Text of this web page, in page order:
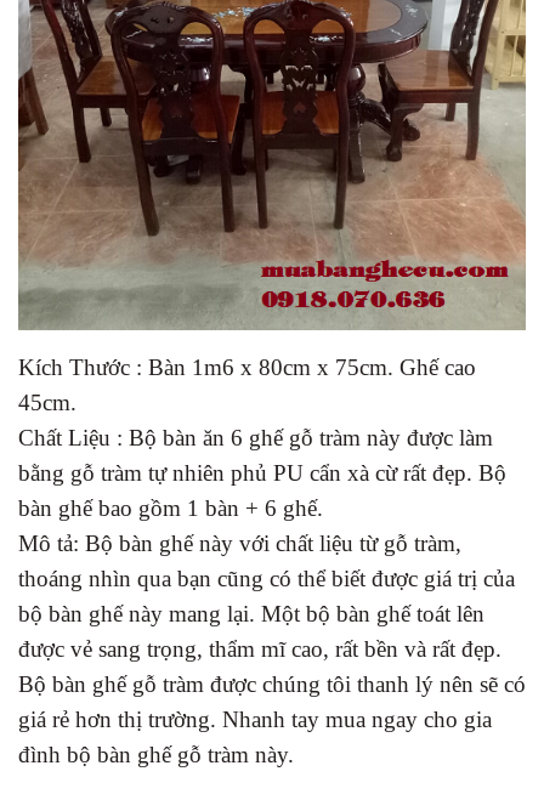
Kích Thước : Bàn 1m6 x 80cm x 75cm. Ghế cao
45cm.
Chất Liệu : Bộ bàn ăn 6 ghế gỗ tràm này được làm
bằng gỗ tràm tự nhiên phủ PU cẩn xà cừ rất đẹp. Bộ
bàn ghế bao gồm 1 bàn + 6 ghế.
Mô tả: Bộ bàn ghế này với chất liệu từ gỗ tràm,
thoáng nhìn qua bạn cũng có thể biết được giá trị của
bộ bàn ghế này mang lại. Một bộ bàn ghế toát lên
được vẻ sang trọng, thẩm mĩ cao, rất bền và rất đẹp.
Bộ bàn ghế gỗ tràm được chúng tôi thanh lý nên sẽ có
giá rẻ hơn thị trường. Nhanh tay mua ngay cho gia
đình bộ bàn ghế gỗ tràm này.